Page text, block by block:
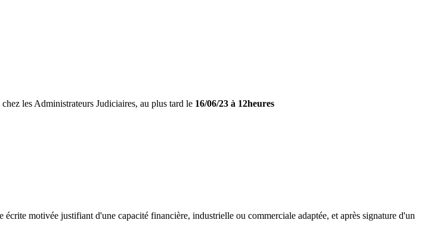
les Administrateurs Judiciaires, au plus tard le 16/06/23 à 12heures
motivée justifiant d'une capacité financière, industrielle ou commerciale adaptée, et après signature d'un